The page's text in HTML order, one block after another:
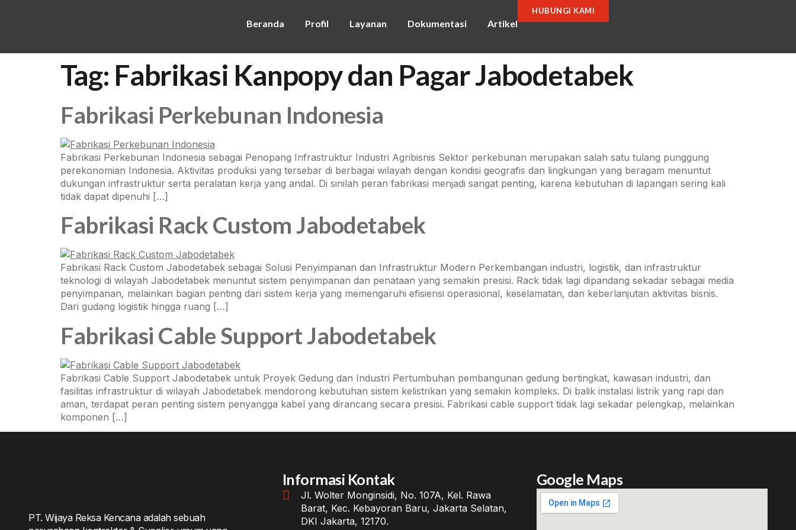
Beranda Profil Layanan Dokumentasi Artikel
HUBUNGI KAMI
Tag: Fabrikasi Kanpopy dan Pagar Jabodetabek
Fabrikasi Perkebunan Indonesia
Fabrikasi Perkebunan Indonesia sebagai Penopang Infrastruktur Industri Agribisnis Sektor perkebunan merupakan salah satu tulang punggung
perekonomian Indonesia. Aktivitas produksi yang tersebar di berbagai wilayah dengan kondisi geografis dan lingkungan yang beragam menuntut
dukungan infrastruktur serta peralatan kerja yang andal. Di sinilah peran fabrikasi menjadi sangat penting, karena kebutuhan di lapangan sering kali
tidak dapat dipenuhi […]
Fabrikasi Rack Custom Jabodetabek
Fabrikasi Rack Custom Jabodetabek sebagai Solusi Penyimpanan dan Infrastruktur Modern Perkembangan industri, logistik, dan infrastruktur
teknologi di wilayah Jabodetabek menuntut sistem penyimpanan dan penataan yang semakin presisi. Rack tidak lagi dipandang sekadar sebagai media
penyimpanan, melainkan bagian penting dari sistem kerja yang memengaruhi efisiensi operasional, keselamatan, dan keberlanjutan aktivitas bisnis.
Dari gudang logistik hingga ruang […]
Fabrikasi Cable Support Jabodetabek
Fabrikasi Cable Support Jabodetabek untuk Proyek Gedung dan Industri Pertumbuhan pembangunan gedung bertingkat, kawasan industri, dan
fasilitas infrastruktur di wilayah Jabodetabek mendorong kebutuhan sistem kelistrikan yang semakin kompleks. Di balik instalasi listrik yang rapi dan
aman, terdapat peran penting sistem penyangga kabel yang dirancang secara presisi. Fabrikasi cable support tidak lagi sekadar pelengkap, melainkan
komponen […]
PT. Wijaya Reksa Kencana adalah sebuah
Informasi Kontak
Jl. Wolter Monginsidi, No. 107A, Kel. Rawa
Barat, Kec. Kebayoran Baru, Jakarta Selatan,
DKI Jakarta, 12170.
Google Maps